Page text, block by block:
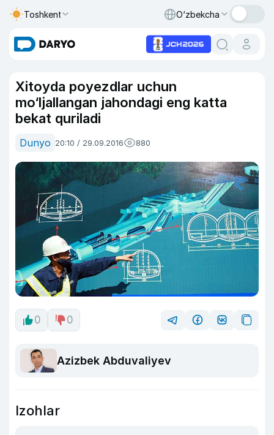
Toshkent O‘zbekcha
Xitoyda poyezdlar uchun
mo‘ljallangan jahondagi eng katta
bekat quriladi
Dunyo 20:10 / 29.09.2016 880
0 0
Azizbek Abduvaliyev
Izohlar